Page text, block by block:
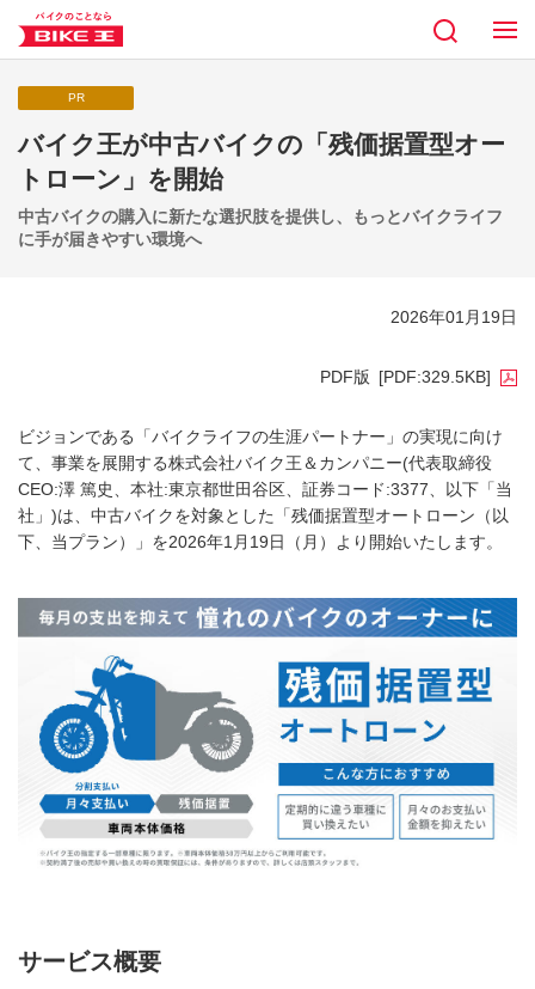
PR
バイク王が中古バイクの「残価据置型オー
トローン」を開始
中古バイクの購入に新たな選択肢を提供し、もっとバイクライフ
に手が届きやすい環境へ
2026年01月19日
PDF版 [PDF:329.5KB]
ビジョンである「バイクライフの生涯パートナー」の実現に向け
て、事業を展開する株式会社バイク王＆カンパニー(代表取締役
CEO:澤 篤史、本社:東京都世田谷区、証券コード:3377、以下「当
社」)は、中古バイクを対象とした「残価据置型オートローン（以
下、当プラン）」を2026年1月19日（月）より開始いたします。
サービス概要